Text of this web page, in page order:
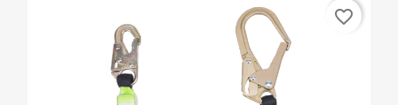
favorite_border